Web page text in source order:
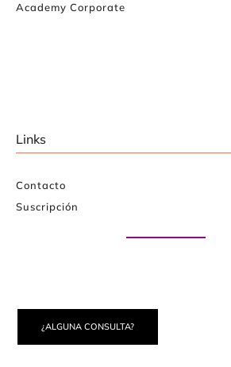
Academy Corporate
Links
Contacto
Suscripción
¿ALGUNA CONSULTA?